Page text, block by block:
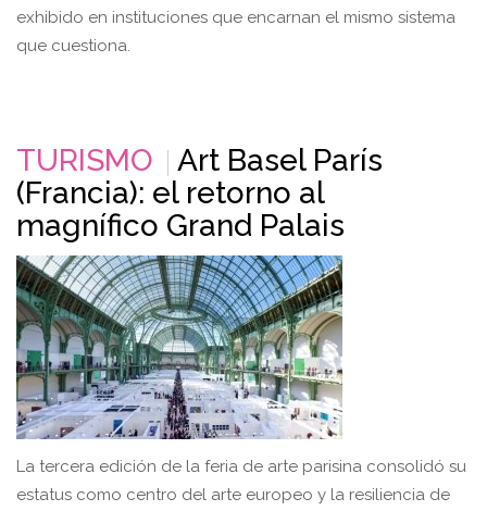
exhibido en instituciones que encarnan el mismo sistema
que cuestiona.
TURISMO
Art Basel París
(Francia): el retorno al
magnífico Grand Palais
La tercera edición de la feria de arte parisina consolidó su
estatus como centro del arte europeo y la resiliencia de